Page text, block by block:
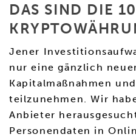
DAS SIND DIE 10
Jener
nur eine gänzlich
Kapitalmaßnahmen
teilzunehmen. Wir
Anbieter
Personendaten in